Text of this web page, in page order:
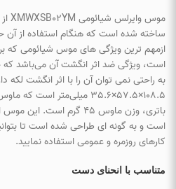
ساخته شده است که هنگام استفاده از
ازمهم ترین ویژگی های موس شیائومی که
است، ویژگی ضد اثر انگشت آن می‌باشد
به راحتی نمی توان آن را با اثر انگشت لکه
108.5×57.5×35.6 میلی‌متر
است و به گونه ای طراحی شده است تا
کارهای روزمره و عمومی استفاده نمایید.
متناسب با انحنای دست